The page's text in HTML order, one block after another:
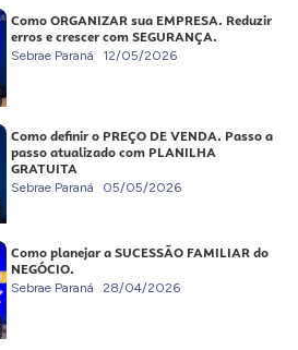
Como ORGANIZAR sua EMPRESA. Reduzir
erros e crescer com SEGURANÇA.
Sebrae Paraná 12/05/2026
Como definir o PREÇO DE VENDA. Passo a
passo atualizado com PLANILHA
GRATUITA
Sebrae Paraná 05/05/2026
Como planejar a SUCESSÃO FAMILIAR do
NEGÓCIO.
Sebrae Paraná 28/04/2026